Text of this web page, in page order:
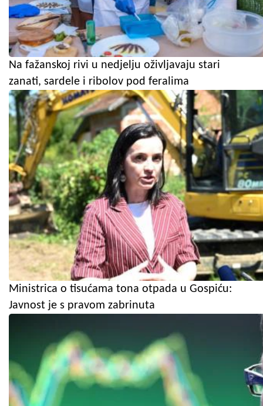
Na fažanskoj rivi u nedjelju oživljavaju stari
zanati, sardele i ribolov pod feralima
Ministrica o tisućama tona otpada u Gospiću:
Javnost je s pravom zabrinuta